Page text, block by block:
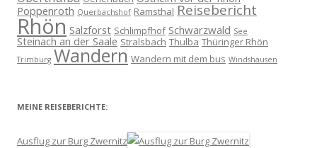
Poppenroth Querbachshof Ramsthal Reisebericht
Rhön Salzforst Schlimpfhof Schwarzwald See
Steinach an der Saale Stralsbach Thulba Thüringer Rhön
Trimburg Wandern Wandern mit dem bus Windshausen
MEINE REISEBERICHTE:
Ausflug zur Burg Zwernitz